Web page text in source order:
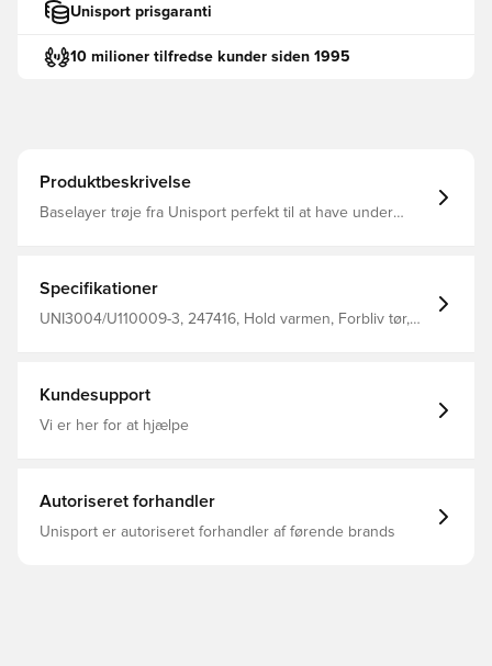
Unisport prisgaranti
10 milioner tilfredse kunder siden 1995
Produktbeskrivelse
Baselayer trøje fra Unisport perfekt til at have under
design for maksimal komfort Fremstillet i 92% polyester
og 8% elastan.
Specifikationer
UNI3004/U110009-3, 247416, Hold varmen, Forbliv tør,
Kundesupport
Vi er her for at hjælpe
Autoriseret forhandler
Unisport er autoriseret forhandler af førende brands